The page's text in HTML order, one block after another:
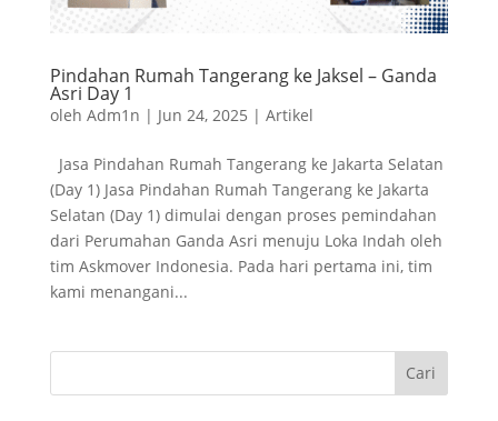
Pindahan Rumah Tangerang ke Jaksel – Ganda
Asri Day 1
oleh Adm1n | Jun 24, 2025 | Artikel
Jasa Pindahan Rumah Tangerang ke Jakarta Selatan
(Day 1) Jasa Pindahan Rumah Tangerang ke Jakarta
Selatan (Day 1) dimulai dengan proses pemindahan
dari Perumahan Ganda Asri menuju Loka Indah oleh
tim Askmover Indonesia. Pada hari pertama ini, tim
kami menangani...
Cari